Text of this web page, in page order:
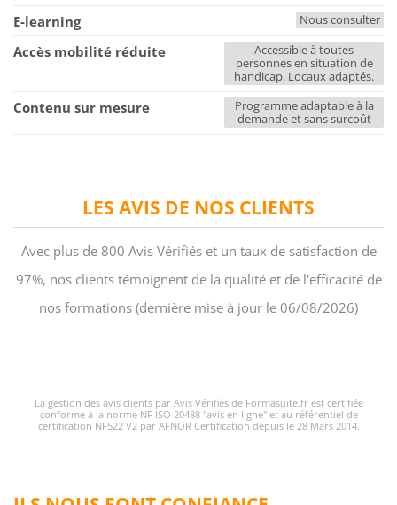
LES AVIS DE NOS CLIENTS
Avec plus de 800 Avis Vérifiés et un taux de satisfaction de
97%, nos clients témoignent de la qualité et de l'efficacité de
nos formations (dernière mise à jour le 06/08/2026)
La gestion des avis clients par Avis Vérifiés de Formasuite.fr est certifiée
conforme à la norme NF ISO 20488 "avis en ligne" et au référentiel de
certification NF522 V2 par AFNOR Certification depuis le 28 Mars 2014.
E-learning Nous consulter
Accès mobilité réduite
Accessible à toutes
personnes en situation de
handicap. Locaux adaptés.
Contenu sur mesure
Programme adaptable à la
demande et sans surcoût